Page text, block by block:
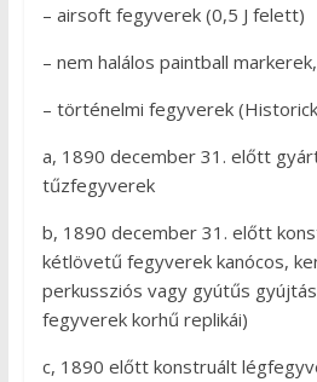
– airsoft fegyverek (0,5 J felett)
– nem halálos paintball
– történelmi fegyverek
a, 1890 december 31. előtt
tűzfegyverek
b, 1890 december 31. előtt
kétlövetű fegyverek kanócos,
perkussziós vagy gyútűs
fegyverek korhű replikái)
c, 1890 előtt konstruált